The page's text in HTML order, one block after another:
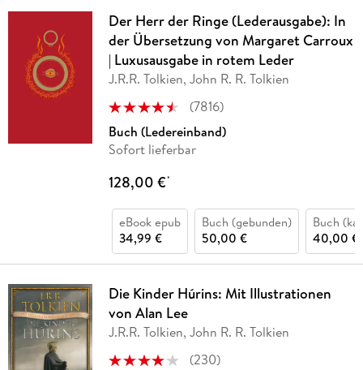
Der Herr der Ringe (Lederausgabe): In
der Übersetzung von Margaret Carroux
| Luxusausgabe in rotem Leder
J.R.R. Tolkien, John R. R. Tolkien
(7816)
Buch (Ledereinband)
Sofort lieferbar
128,00 €*
eBook epub
34,99 €
Buch (gebunden)
50,00 €
Buch
40,00 €
Die Kinder Húrins: Mit Illustrationen
von Alan Lee
J.R.R. Tolkien, John R. R. Tolkien
(230)